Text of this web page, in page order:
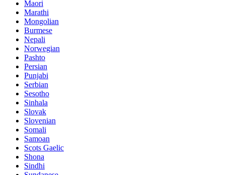
Maori
Marathi
Mongolian
Burmese
Nepali
Norwegian
Pashto
Persian
Punjabi
Serbian
Sesotho
Sinhala
Slovak
Slovenian
Somali
Samoan
Scots Gaelic
Shona
Sindhi